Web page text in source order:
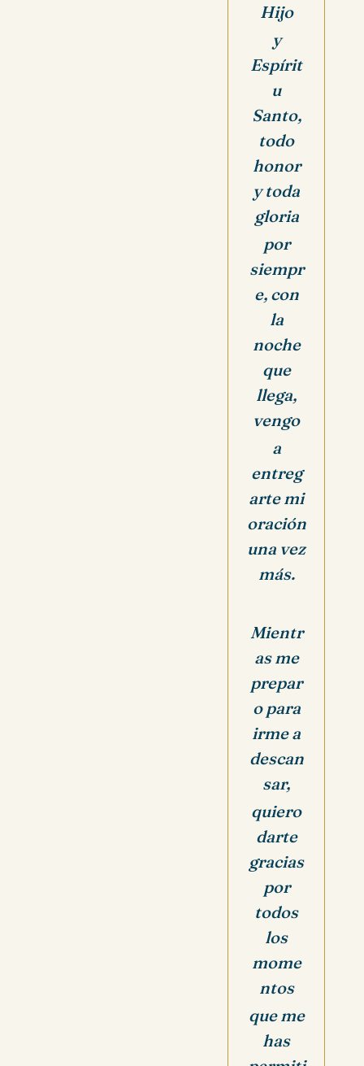
Hijo
y
Espírit
u
Santo,
todo
honor
y toda
gloria
por
siempr
e, con
la
noche
que
llega,
vengo
a
entreg
arte mi
oración
una vez
más.
Mientr
as me
prepar
o para
irme a
descan
sar,
quiero
darte
gracias
por
todos
los
mome
ntos
que me
has